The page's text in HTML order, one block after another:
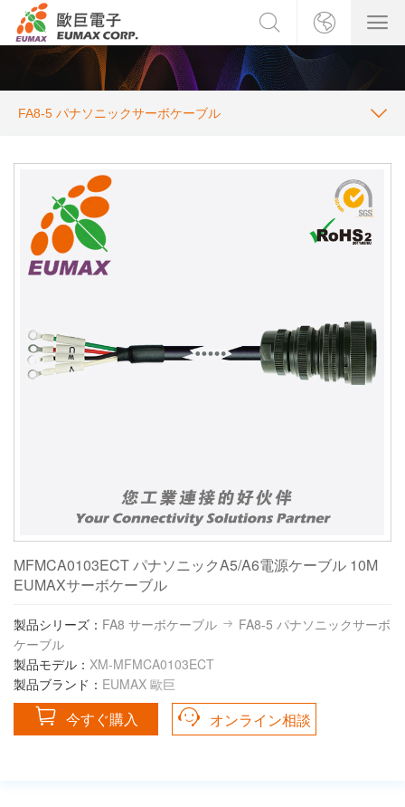
FA8-5 パナソニックサーボケーブル
MFMCA0103ECT パナソニックA5/A6電源ケーブル 10M
EUMAXサーボケーブル
製品シリーズ： FA8 サーボケーブル
FA8-5 パナソニックサーボ
ケーブル
製品モデル： XM-MFMCA0103ECT
製品ブランド： EUMAX 歐巨
今すぐ購入 オンライン相談